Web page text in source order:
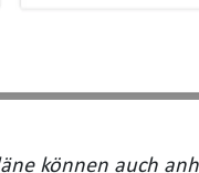
können auch